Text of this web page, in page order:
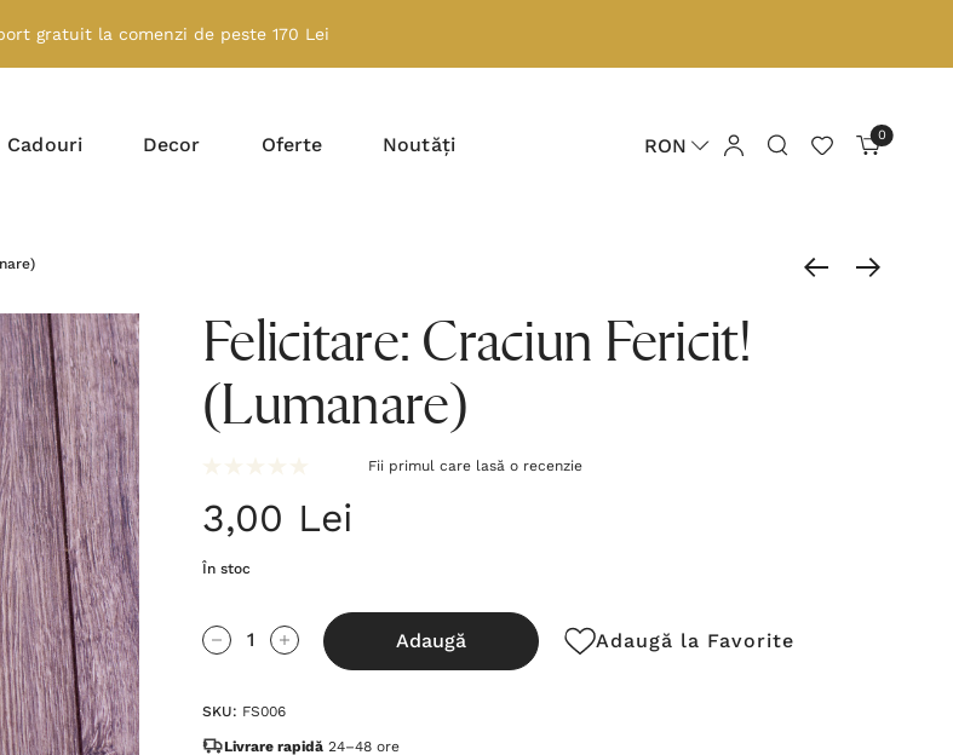
gratuit la comenzi de peste 170 Lei
Cadouri Decor Oferte Noutăți RON 0
Felicitare: Craciun Fericit!
(Lumanare)
Fii primul care lasă o recenzie
3,00 Lei
În stoc
Grăbește-
te!
curent
este:
Cantitate scăzută:Cantitate Crescută:
Adaugă Adaugă la Favorite
SKU: FS006
Livrare rapidă 24–48 ore